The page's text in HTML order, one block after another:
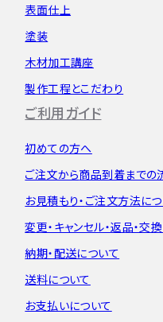
表面仕上
塗装
木材加工講座
製作工程とこだわり
ご利用ガイド
初めての方へ
ご注文から商品到着までの
お見積もり・ ご注文方法につ
変更・キャンセル・返品・交
納期・配送について
送料について
お支払いについて